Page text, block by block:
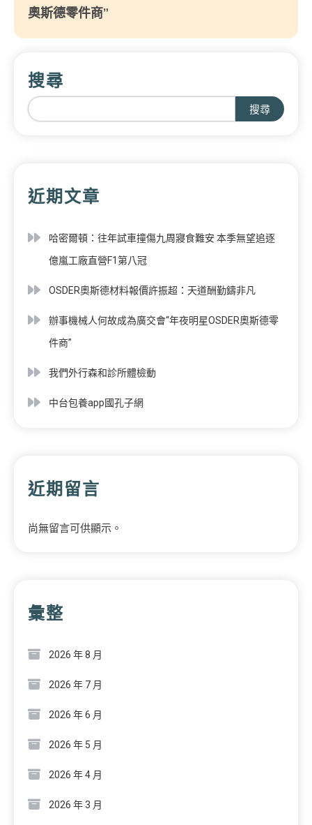
奧斯德零件商”
搜尋
搜尋
近期文章
哈密爾頓：往年試車撞傷九周寢食難安 本季無望追逐
億嵐工廠直營F1第八冠
OSDER奧斯德材料報價許振超：天道酬勤鑄非凡
辦事機械人何故成為廣交會“年夜明星OSDER奧斯德零
件商”
我們外行森和診所體檢動
中台包養app國孔子網
近期留言
尚無留言可供顯示。
彙整
2026 年 8 月
2026 年 7 月
2026 年 6 月
2026 年 5 月
2026 年 4 月
2026 年 3 月